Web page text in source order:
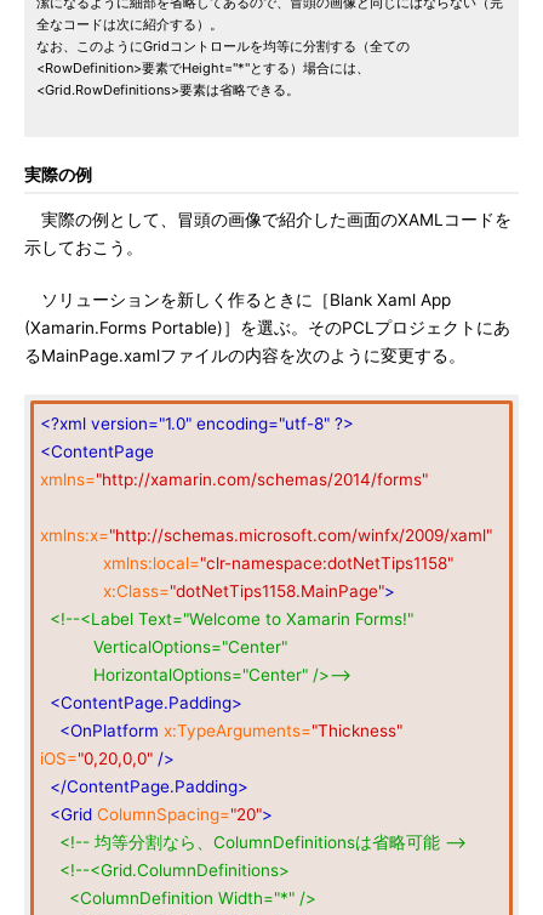
全なコードは次に紹介する）。
なお、このようにGridコントロールを均等に分割する（全ての
<RowDefinition>要素でHeight="*"とする）場合には、
<Grid.RowDefinitions>要素は省略できる。
実際の例
実際の例として、冒頭の画像で紹介した画面のXAMLコードを
示しておこう。
ソリューションを新しく作るときに［Blank Xaml App
(Xamarin.Forms Portable)］を選ぶ。そのPCLプロジェクトにあ
るMainPage.xamlファイルの内容を次のように変更する。
<?xml version="1.0" encoding="utf-8" ?>
<ContentPage
xmlns="http://xamarin.com/schemas/2014/forms"
xmlns:x="http://schemas.microsoft.com/winfx/2009/xaml"
xmlns:local="clr-namespace:dotNetTips1158"
x:Class="dotNetTips1158.MainPage">
<!--<Label Text="Welcome to Xamarin Forms!"
VerticalOptions="Center"
HorizontalOptions="Center" />-->
<ContentPage.Padding>
<OnPlatform x:TypeArguments="Thickness"
iOS="0,20,0,0" />
</ContentPage.Padding>
<Grid ColumnSpacing="20">
<!-- 均等分割なら、ColumnDefinitionsは省略可能 -->
<!--<Grid.ColumnDefinitions>
<ColumnDefinition Width="*" />